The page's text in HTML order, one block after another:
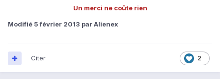
Un merci ne coûte rien
Modifié 5 février 2013 par Alienex
2
Citer